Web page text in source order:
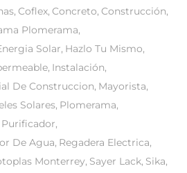
Coflex Concreto Construcción
Plomerama
Solar Hazlo Tu Mismo
Instalación
De Construccion Mayorista
Solares Plomerama
Purificador
De Agua Regadera Electrica
Monterrey Sayer Lack Sika